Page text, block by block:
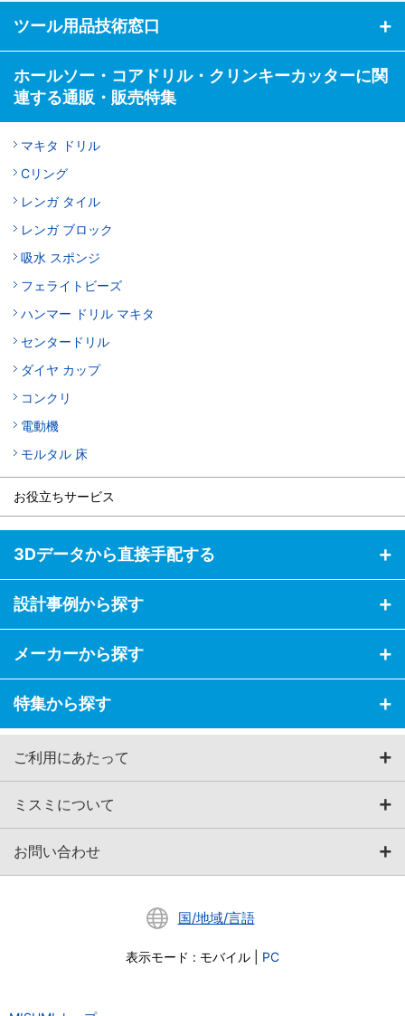
ツール用品技術窓口
ホールソー・コアドリル・クリンキーカッターに関
連する通販・販売特集
マキタ ドリル
Cリング
レンガ タイル
レンガ ブロック
吸水 スポンジ
フェライトビーズ
ハンマー ドリル マキタ
センタードリル
ダイヤ カップ
コンクリ
電動機
モルタル 床
お役立ちサービス
3Dデータから直接手配する
設計事例から探す
メーカーから探す
特集から探す
ご利用にあたって
ミスミについて
お問い合わせ
国/地域/言語
表示モード : モバイル PC